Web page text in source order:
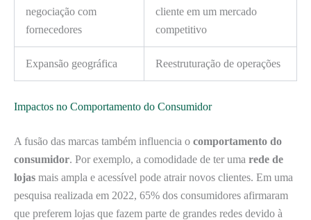
negociação com
fornecedores
cliente em um mercado
competitivo
Expansão geográfica Reestruturação de operações
Impactos no Comportamento do Consumidor
A fusão das marcas também influencia o comportamento do
consumidor. Por exemplo, a comodidade de ter uma rede de
lojas mais ampla e acessível pode atrair novos clientes. Em uma
pesquisa realizada em 2022, 65% dos consumidores afirmaram
que preferem lojas que fazem parte de grandes redes devido à